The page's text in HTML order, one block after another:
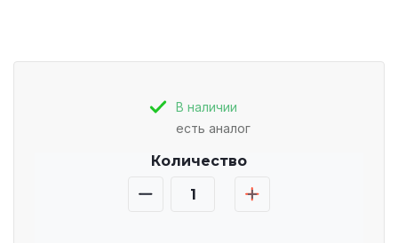
В наличии
есть аналог
Количество